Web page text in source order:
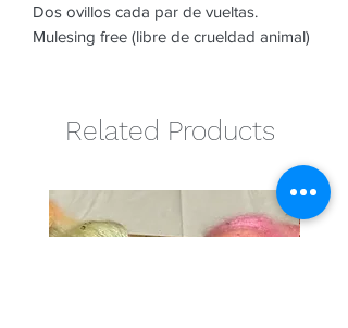
Dos ovillos cada par de vueltas.
Mulesing free (libre de crueldad animal)
Related Products